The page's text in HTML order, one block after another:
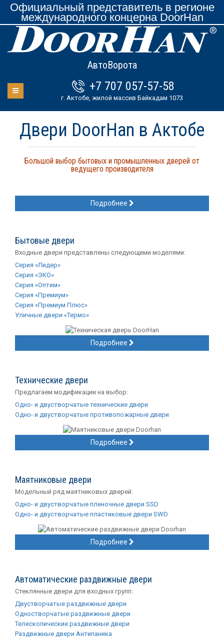
Официальный представитель в регионе
международного концерна DoorHan
АвтоВорота
+7 707 057-57-58
г. Актобе, жилой массив Байкадам 1073
Двери DoorHan в Актобе
Большой выбор бытовых и промышленных дверей от
ведущего производителя
Подробнее
Бытовые двери
Входные двери представлены следующими моделями:
Серия «Лидер»
Серия «ЭКО»
Серия «Оптим»
Серия «Премиум»
Серия «Премиум Плюс»
Уличные двери «Термо»
Подробнее
Технические двери
Предлагаем модификации на выбор:
Одно- и двустворчатые технические двери
Одно- и двустворчатые противопожарные двери
Подробнее
Маятниковые двери
Модельный ряд маятниковых дверей:
Одно- и двустворчатые пленочные двери SSD
Одно- и двустворчатые пластиковые двери SWD
Подробнее
Автоматические раздвижные двери
Стеклянные двери для входных групп:
Двустворчатые раздвижные двери
Одностворчатые раздвижные двери
Телескопические раздвижные двери
Раздвижные двери Антипаника